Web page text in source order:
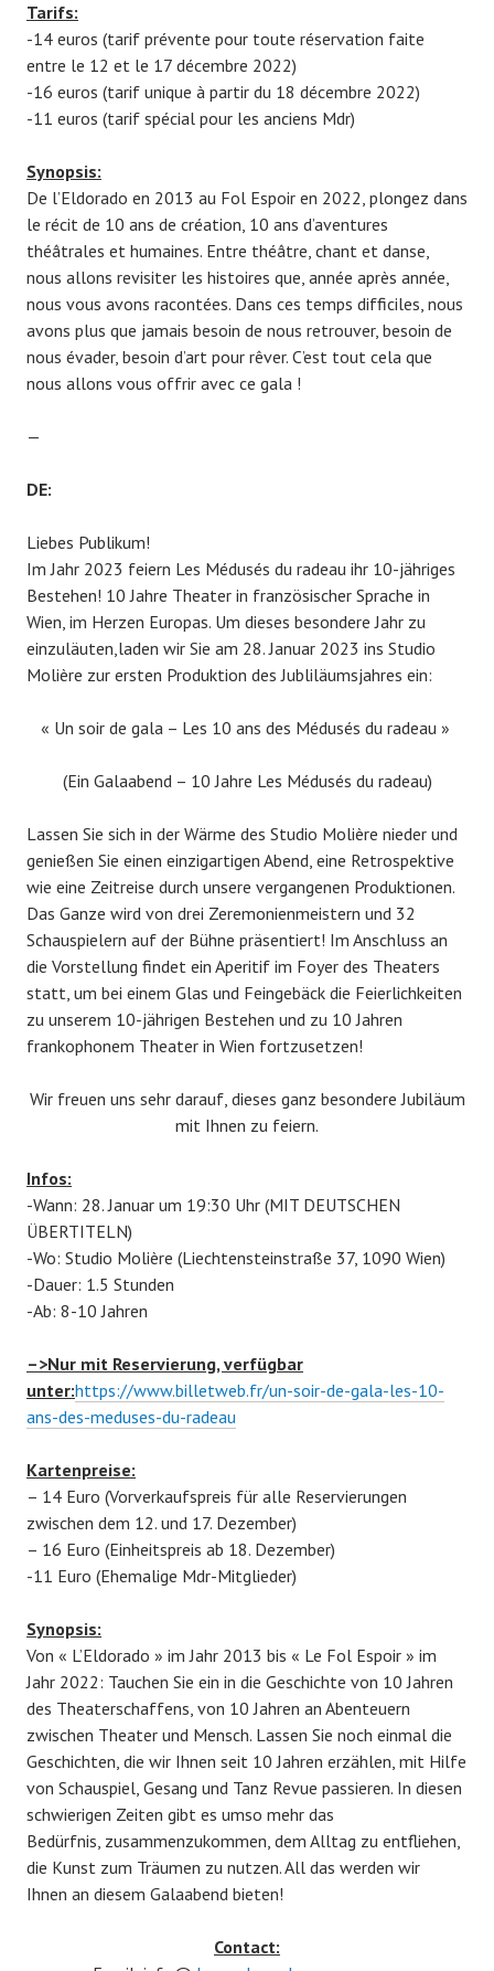
Tarifs:
-14 euros (tarif prévente pour toute réservation faite
entre le 12 et le 17 décembre 2022)
-16 euros (tarif unique à partir du 18 décembre 2022)
-11 euros (tarif spécial pour les anciens Mdr)
Synopsis:
De l’Eldorado en 2013 au Fol Espoir en 2022, plongez dans
le récit de 10 ans de création, 10 ans d’aventures
théâtrales et humaines. Entre théâtre, chant et danse,
nous allons revisiter les histoires que, année après année,
nous vous avons racontées. Dans ces temps difficiles, nous
avons plus que jamais besoin de nous retrouver, besoin de
nous évader, besoin d’art pour rêver. C’est tout cela que
nous allons vous offrir avec ce gala !
—
DE:
Liebes Publikum!
Im Jahr 2023 feiern Les Médusés du radeau ihr 10-jähriges
Bestehen! 10 Jahre Theater in französischer Sprache in
Wien, im Herzen Europas. Um dieses besondere Jahr zu
einzuläuten,laden wir Sie am 28. Januar 2023 ins Studio
Molière zur ersten Produktion des Jubliläumsjahres ein:
« Un soir de gala – Les 10 ans des Médusés du radeau »
(Ein Galaabend – 10 Jahre Les Médusés du radeau)
Lassen Sie sich in der Wärme des Studio Molière nieder und
genießen Sie einen einzigartigen Abend, eine Retrospektive
wie eine Zeitreise durch unsere vergangenen Produktionen.
Das Ganze wird von drei Zeremonienmeistern und 32
Schauspielern auf der Bühne präsentiert! Im Anschluss an
die Vorstellung findet ein Aperitif im Foyer des Theaters
statt, um bei einem Glas und Feingebäck die Feierlichkeiten
zu unserem 10-jährigen Bestehen und zu 10 Jahren
frankophonem Theater in Wien fortzusetzen!
Wir freuen uns sehr darauf, dieses ganz besondere Jubiläum
mit Ihnen zu feiern.
Infos:
-Wann: 28. Januar um 19:30 Uhr (MIT DEUTSCHEN
ÜBERTITELN)
-Wo: Studio Molière (Liechtensteinstraße 37, 1090 Wien)
-Dauer: 1.5 Stunden
-Ab: 8-10 Jahren
–>Nur mit Reservierung, verfügbar
unter:https://www.billetweb.fr/un-soir-de-gala-les-10-
ans-des-meduses-du-radeau
Kartenpreise:
– 14 Euro (Vorverkaufspreis für alle Reservierungen
zwischen dem 12. und 17. Dezember)
– 16 Euro (Einheitspreis ab 18. Dezember)
-11 Euro (Ehemalige Mdr-Mitglieder)
Synopsis:
Von « L’Eldorado » im Jahr 2013 bis « Le Fol Espoir » im
Jahr 2022: Tauchen Sie ein in die Geschichte von 10 Jahren
des Theaterschaffens, von 10 Jahren an Abenteuern
zwischen Theater und Mensch. Lassen Sie noch einmal die
Geschichten, die wir Ihnen seit 10 Jahren erzählen, mit Hilfe
von Schauspiel, Gesang und Tanz Revue passieren. In diesen
schwierigen Zeiten gibt es umso mehr das
Bedürfnis, zusammenzukommen, dem Alltag zu entfliehen,
die Kunst zum Träumen zu nutzen. All das werden wir
Ihnen an diesem Galaabend bieten!
Contact: